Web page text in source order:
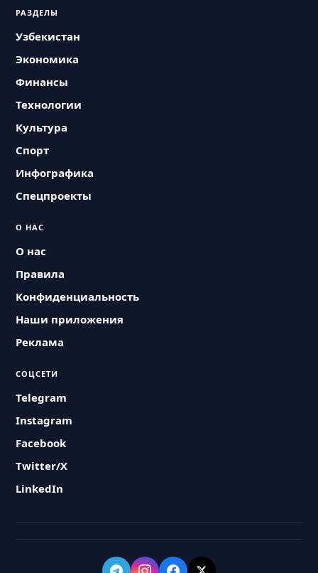
РАЗДЕЛЫ
Узбекистан
Экономика
Финансы
Технологии
Культура
Спорт
Инфографика
Спецпроекты
О НАС
О нас
Правила
Конфиденциальность
Наши приложения
Реклама
СОЦСЕТИ
Telegram
Instagram
Facebook
Twitter/X
LinkedIn